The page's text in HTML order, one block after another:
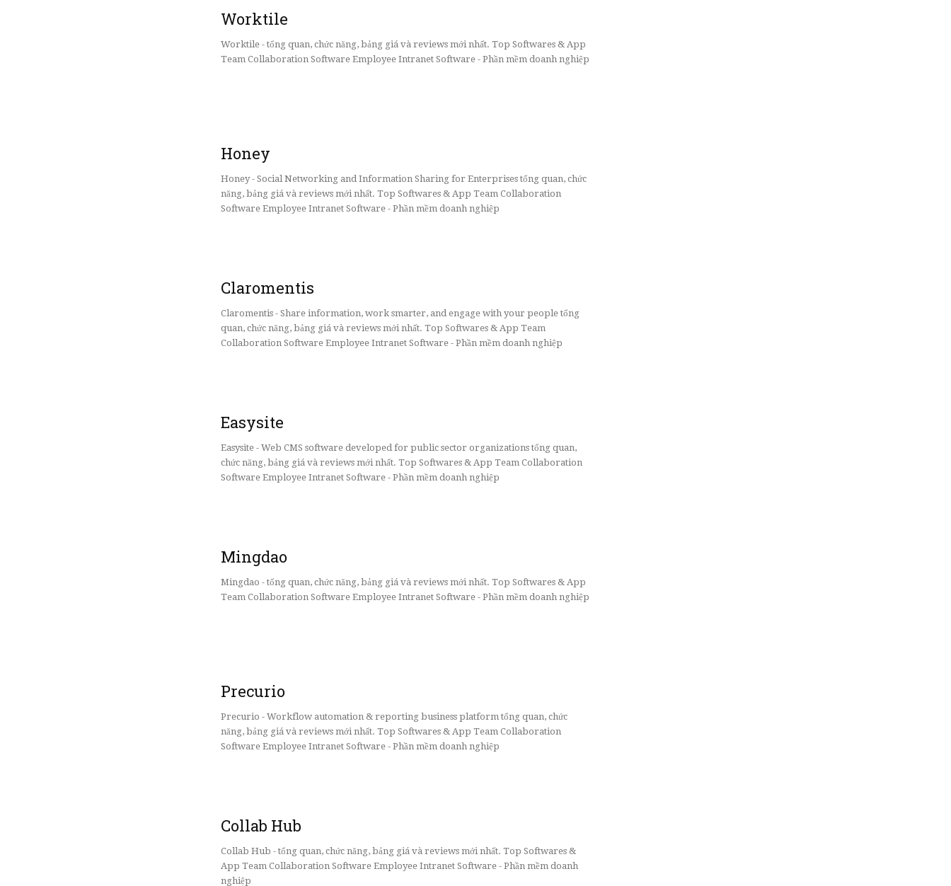
Worktile
Worktile - tổng quan, chức năng, bảng giá và reviews mới nhất. Top Softwares & App
Team Collaboration Software Employee Intranet Software - Phần mềm doanh nghiệp
Honey
Honey - Social Networking and Information Sharing for Enterprises tổng quan, chức
năng, bảng giá và reviews mới nhất. Top Softwares & App Team Collaboration
Software Employee Intranet Software - Phần mềm doanh nghiệp
Claromentis
Claromentis - Share information, work smarter, and engage with your people tổng
quan, chức năng, bảng giá và reviews mới nhất. Top Softwares & App Team
Collaboration Software Employee Intranet Software - Phần mềm doanh nghiệp
Easysite
Easysite - Web CMS software developed for public sector organizations tổng quan,
chức năng, bảng giá và reviews mới nhất. Top Softwares & App Team Collaboration
Software Employee Intranet Software - Phần mềm doanh nghiệp
Mingdao
Mingdao - tổng quan, chức năng, bảng giá và reviews mới nhất. Top Softwares & App
Team Collaboration Software Employee Intranet Software - Phần mềm doanh nghiệp
Precurio
Precurio - Workflow automation & reporting business platform tổng quan, chức
năng, bảng giá và reviews mới nhất. Top Softwares & App Team Collaboration
Software Employee Intranet Software - Phần mềm doanh nghiệp
Collab Hub
Collab Hub - tổng quan, chức năng, bảng giá và reviews mới nhất. Top Softwares &
App Team Collaboration Software Employee Intranet Software - Phần mềm doanh
nghiệp